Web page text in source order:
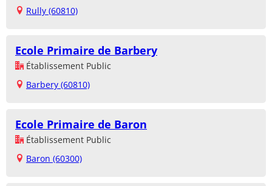
Rully (60810)
Ecole Primaire de Barbery
Établissement Public
Barbery (60810)
Ecole Primaire de Baron
Établissement Public
Baron (60300)